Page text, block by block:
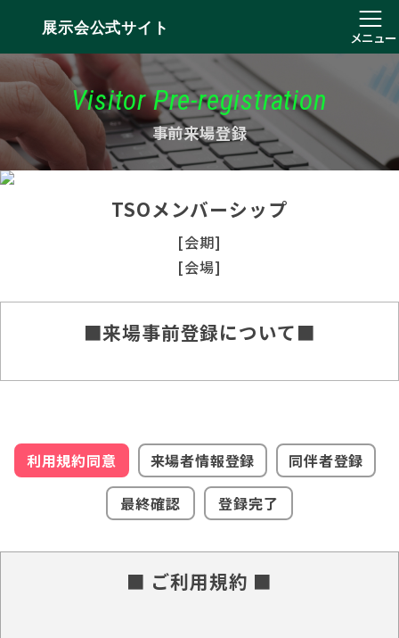
展示会公式サイト
メニュー
Visitor Pre-registration
事前来場登録
TSOメンバーシップ
[会期]
[会場]
■来場事前登録について■
利用規約同意 来場者情報登録
同伴者登録
最終確認
登録完了
■ ご利用規約 ■